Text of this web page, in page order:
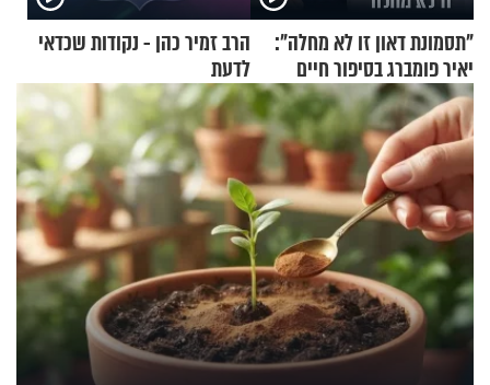
"תסמונת דאון זו לא מחלה":
יאיר פומברג בסיפור חיים
מעורר השראה
הרב זמיר כהן - נקודות שכדאי
לדעת